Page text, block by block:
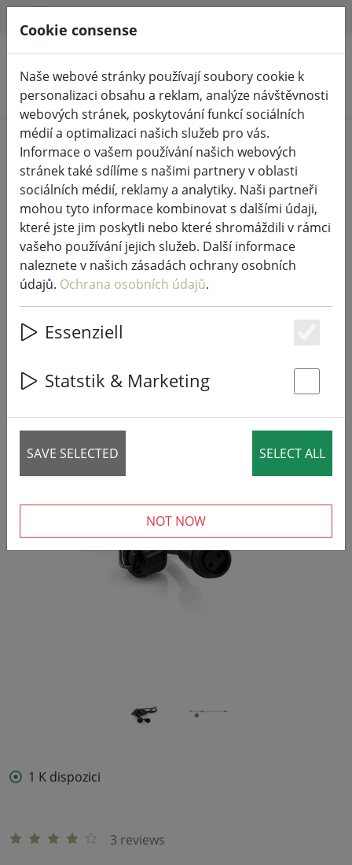
Hledat produkty
Home
Pohádková světla a osvětlení
Pohádková světla
Sirius Tech-Line pohádková světla
přívodní kabel Start 230V 1,5 m
černý
1 K dispozici
3 reviews
Cookie consense
Naše webové stránky používají soubory cookie k
personalizaci obsahu a reklam, analýze návštěvnosti
webových stránek, poskytování funkcí sociálních
médií a optimalizaci našich služeb pro vás.
Informace o vašem používání našich webových
stránek také sdílíme s našimi partnery v oblasti
sociálních médií, reklamy a analytiky. Naši partneři
mohou tyto informace kombinovat s dalšími údaji,
které jste jim poskytli nebo které shromáždili v rámci
vašeho používání jejich služeb. Další informace
naleznete v našich zásadách ochrany osobních
údajů. Ochrana osobních údajů.
Essenziell
Statstik & Marketing
SAVE SELECTED SELECT ALL
NOT NOW